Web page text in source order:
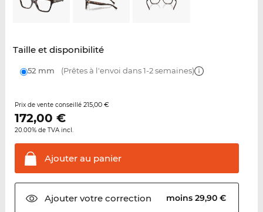
Taille et disponibilité
52 mm (Prêtes à l'envoi dans 1-2 semaines)
Prix de vente conseillé 215,00 €
172,00 €
20.00% de TVA incl.
Ajouter au panier
Ajouter votrecorrection moins 29,90 €